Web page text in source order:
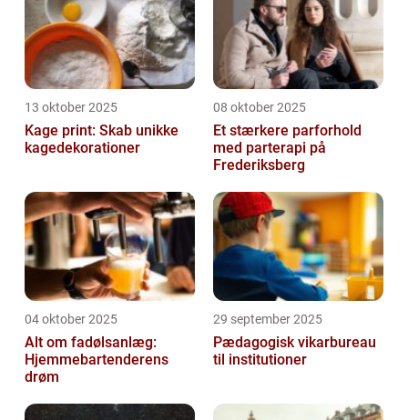
13 oktober 2025
Kage print: Skab unikke
kagedekorationer
08 oktober 2025
Et stærkere parforhold
med parterapi på
Frederiksberg
04 oktober 2025
Alt om fadølsanlæg:
Hjemmebartenderens
drøm
29 september 2025
Pædagogisk vikarbureau
til institutioner